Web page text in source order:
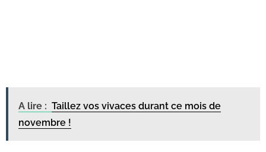
A lire : Taillez vos vivaces durant ce mois de
novembre !